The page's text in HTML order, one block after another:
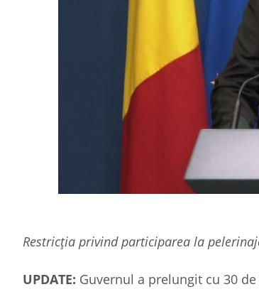
Restricţia privind participarea la
UPDATE: Guvernul a prelungit cu 30